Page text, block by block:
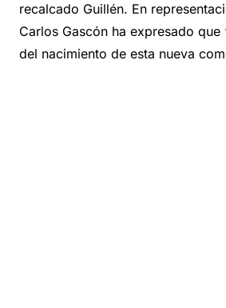
recalcado Guillén. En
Carlos Gascón ha expresado que
del nacimiento de esta nueva